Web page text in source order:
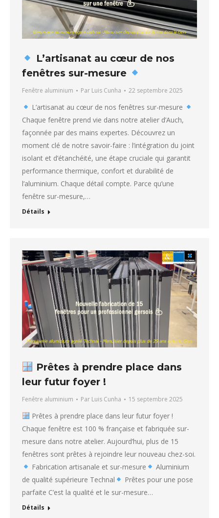
L’artisanat au cœur de nos
fenêtres sur-mesure
Fenêtre aluminium Par Luis Cunha 22 septembre 2025
L’artisanat au cœur de nos fenêtres sur-mesure
Chaque fenêtre prend vie dans notre atelier d’Auch,
façonnée par des mains expertes. Découvrez un
moment clé de notre savoir-faire : l’intégration du joint
isolant et d’étanchéité, une étape cruciale qui garantit
performance thermique, confort et durabilité de
l’aluminium. Chaque détail compte. Parce qu’une
fenêtre sur-mesure,…
Détails
Prêtes à prendre place dans
leur futur foyer !
Fenêtre aluminium Par Luis Cunha 15 septembre 2025
Prêtes à prendre place dans leur futur foyer !
Chaque fenêtre est 100 % française et fabriquée sur-
mesure dans notre atelier. Aujourd’hui, plus de 15
fenêtres sont prêtes à rejoindre leur nouveau chez-soi.
Fabrication artisanale et sur-mesure
Aluminium
de qualité supérieure Technal
Prêtes pour une pose
parfaite C’est la qualité et le sur-mesure…
Détails